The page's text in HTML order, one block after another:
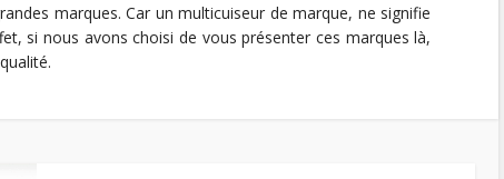
marques. Car un multicuiseur de marque, ne signifie
si nous avons choisi de vous présenter ces marques là,